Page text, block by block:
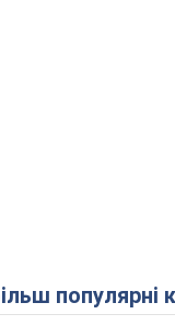
популярні